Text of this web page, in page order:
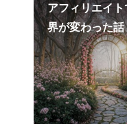
1万円を稼いだとき、世